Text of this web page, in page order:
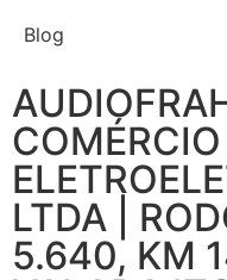
Blog
LTDA |
5.640, KM